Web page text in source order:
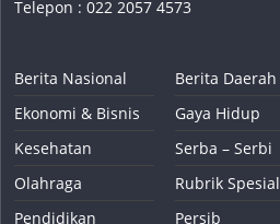
Telepon : 022 2057 4573
Berita Nasional
Ekonomi & Bisnis
Kesehatan
Olahraga
Pendidikan
Berita Daerah
Gaya Hidup
Serba – Serbi
Rubrik Spesial
Persib